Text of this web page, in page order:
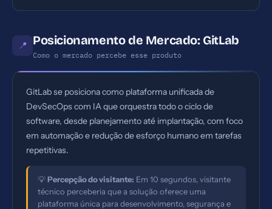
📍 Posicionamento de Mercado: GitLab
Como o mercado percebe esse produto
GitLab se posiciona como plataforma unificada de
DevSecOps com IA que orquestra todo o ciclo de
software, desde planejamento até implantação, com foco
em automação e redução de esforço humano em tarefas
repetitivas.
💡Percepção do visitante: Em 10 segundos, visitante
técnico perceberia que a solução oferece uma
plataforma única para desenvolvimento, segurança e